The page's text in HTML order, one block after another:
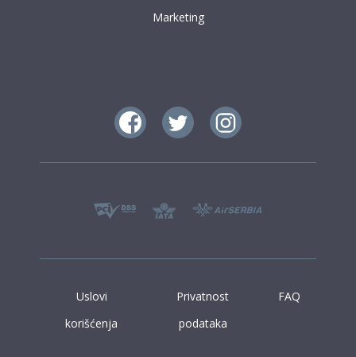
Marketing
Uslovi
korišćenja
Privatnost
podataka
FAQ